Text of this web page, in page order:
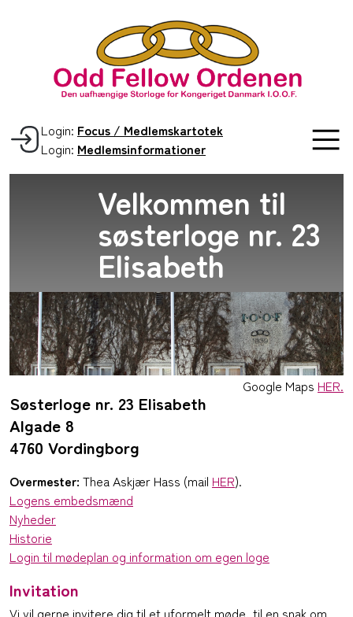
Login: Focus / Medlemskartotek
Login: Medlemsinformationer
Velkommen til
søsterloge nr. 23
Elisabeth
Google Maps HER.
Søsterloge nr. 23 Elisabeth
Algade 8
4760 Vordingborg
Overmester: Thea Askjær Hass (mail HER).
Logens embedsmænd
Nyheder
Historie
Login til mødeplan og information om egen loge
Invitation